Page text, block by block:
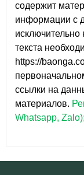
содержит
информации с
текста
https://
ссылки на
материалов.
Whatsapp,